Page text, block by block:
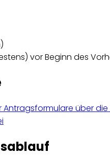
vor Beginn des
über die